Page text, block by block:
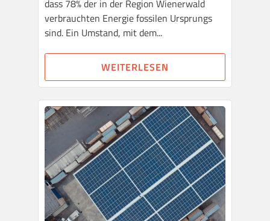
dass 78% der in der Region Wienerwald
verbrauchten Energie fossilen Ursprungs
sind. Ein Umstand, mit dem...
WEITERLESEN